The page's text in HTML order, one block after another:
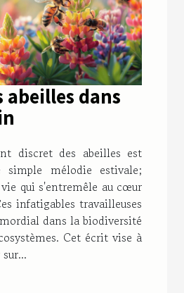
abeilles dans
discret des abeilles est
simple mélodie estivale;
qui s'entremêle au cœur
infatigables travailleuses
dans la biodiversité
Cet écrit vise à